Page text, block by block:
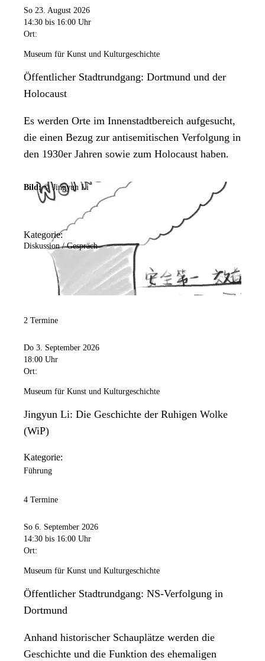
So 23. August 2026
14:30 bis 16:00 Uhr
Ort:
Museum für Kunst und Kulturgeschichte
Öffentlicher Stadtrundgang: Dortmund und der
Holocaust
Es werden Orte im Innenstadtbereich aufgesucht,
die einen Bezug zur antisemitischen Verfolgung in
den 1930er Jahren sowie zum Holocaust haben.
Bild: © Jingyun Li
Kategorie:
Diskussion / Gespräch
2 Termine
Do 3. September 2026
18:00 Uhr
Ort:
Museum für Kunst und Kulturgeschichte
Jingyun Li: Die Geschichte der Ruhigen Wolke
(WiP)
Kategorie:
Führung
4 Termine
So 6. September 2026
14:30 bis 16:00 Uhr
Ort:
Museum für Kunst und Kulturgeschichte
Öffentlicher Stadtrundgang: NS-Verfolgung in
Dortmund
Anhand historischer Schauplätze werden die
Geschichte und die Funktion des ehemaligen